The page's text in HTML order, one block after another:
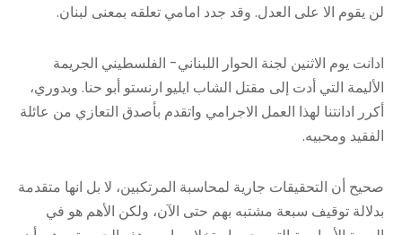
لن يقوم الا على العدل. وقد جدد امامي تعلقه بمعنى لبنان.
ادانت يوم الاثنين لجنة الحوار اللبناني- الفلسطيني الجريمة
الأليمة التي أدت إلى مقتل الشاب ايليو ارنستو أبو حنا. وبدوري،
أكرر ادانتنا لهذا العمل الاجرامي واتقدم بأصدق التعازي من عائلة
الفقيد ومحبيه.
صحيح أن التحقيقات جارية لمحاسبة المرتكبين، لا بل انها متقدمة
بدلالة توقيف سبعة مشتبه بهم حتى الآن، ولكن الأهم هو في